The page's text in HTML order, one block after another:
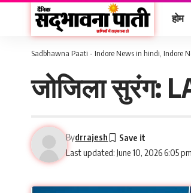
होम
Sadbhawna Paati - Indore News in hindi, Indore
जोजिला सुरंग:
Last updated: June 10, 2026 6:05 pm
Bydrrajesh